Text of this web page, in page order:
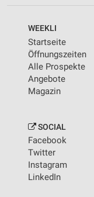
WEEKLI
Startseite
Öffnungszeiten
Alle Prospekte
Angebote
Magazin
SOCIAL
Facebook
Twitter
Instagram
LinkedIn